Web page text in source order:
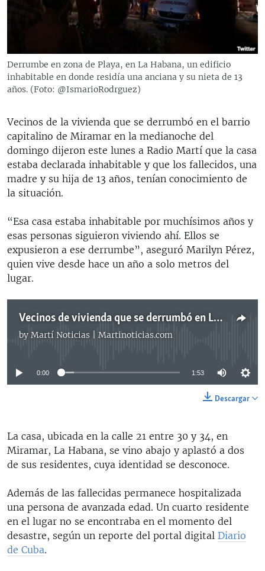
ESPECIALES
LA REALIDAD DE LA VIVIENDA EN CUBA
SER VIEJO EN CUBA
KENTU-CUBANO
LOS SANTOS DE HIALEAH
DESINFORMACIÓN RUSA EN AMÉRICA LATINA
LA INVASIÓN DE RUSIA A UCRANIA
MULTIMEDIA
EDITORIALES
Derrumbe en zona de Playa, en La Habana, un edificio
inhabitable en donde residía una anciana y su nieta de 13
años. (Foto: @IsmarioRodrguez)
Vecinos de la vivienda que se derrumbó en el barrio
capitalino de Miramar en la medianoche del
domingo dijeron este lunes a Radio Martí que la casa
estaba declarada inhabitable y que los fallecidos, una
madre y su hija de 13 años, tenían conocimiento de
la situación.
“Esa casa estaba inhabitable por muchísimos años y
esas personas siguieron viviendo ahí. Ellos se
expusieron a ese derrumbe”, aseguró Marilyn Pérez,
quien vive desde hace un año a solo metros del
lugar.
Vecinos de vivienda que se derrumbó en La Habana aseguran que era inhabitable
by Martí Noticias | Martinoticias.com
No media source currently available
0:00 1:53
Descargar
La casa, ubicada en la calle 21 entre 30 y 34, en
Miramar, La Habana, se vino abajo y aplastó a dos
de sus residentes, cuya identidad se desconoce.
Además de las fallecidas permanece hospitalizada
una persona de avanzada edad. Un cuarto residente
en el lugar no se encontraba en el momento del
desastre, según un reporte del portal digital Diario
de Cuba.